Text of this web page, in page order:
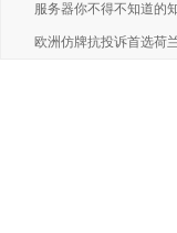
服务器你不得不知道的
欧洲仿牌抗投诉首选荷